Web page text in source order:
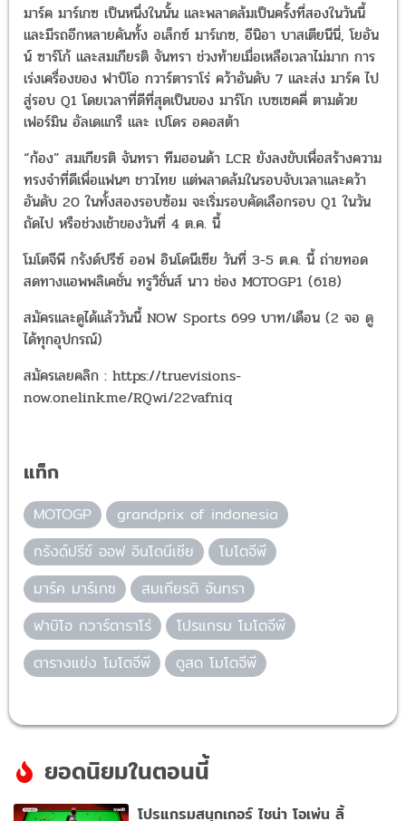
มาร์ค มาร์เกซ เป็นหนึ่งในนั้น และพลาดล้มเป็นครั้งที่สองในวันนี้
และมีรถอีกหลายคันทั้ง อเล็กซ์ มาร์เกซ, อีนิอา บาสเตียนีนี่, โยอัน
น์ ซาร์โก้ และสมเกียรติ จันทรา ช่วงท้ายเมื่อเหลือเวลาไม่มาก การ
เร่งเครื่องของ ฟาบิโอ กวาร์ตาราโร่ คว้าอันดับ 7 และส่ง มาร์ค ไป
สู่รอบ Q1 โดยเวลาที่ดีที่สุดเป็นของ มาร์โก เบซเซคคี่ ตามด้วย
เฟอร์มิน อัลเดแกรื และ เปโดร อคอสต้า
“ก้อง” สมเกียรติ จันทรา ทีมฮอนด้า LCR ยังลงขับเพื่อสร้างความ
ทรงจำที่ดีเพื่อแฟนๆ ชาวไทย แต่พลาดล้มในรอบจับเวลาและคว้า
อันดับ 20 ในทั้งสองรอบซ้อม จะเริ่มรอบคัดเลือกรอบ Q1 ในวัน
ถัดไป หรือช่วงเช้าของวันที่ 4 ต.ค. นี้
โมโตจีพี กรังด์ปรีซ์ ออฟ อินโดนีเซีย วันที่ 3-5 ต.ค. นี้ ถ่ายทอด
สดทางแอพพลิเคชั่น ทรูวิชั่นส์ นาว ช่อง MOTOGP1 (618)
สมัครและดูได้แล้ววันนี้ NOW Sports 699 บาท/เดือน (2 จอ ดู
ได้ทุกอุปกรณ์)
สมัครเลยคลิก : https://truevisions-
now.onelink.me/RQwi/22vafniq
แท็ก
MOTOGP
grandprix of indonesia
กรังด์ปรีซ์ ออฟ อินโดนีเซีย
โมโตจีพี
มาร์ค มาร์เกซ
สมเกียรติ จันทรา
ฟาบิโอ กวาร์ตาราโร่
โปรแกรม โมโตจีพี
ตารางแข่ง โมโตจีพี
ดูสด โมโตจีพี
ยอดนิยมในตอนนี้
โปรแกรมสนุกเกอร์ ไชน่า โอเพ่น ลิ้